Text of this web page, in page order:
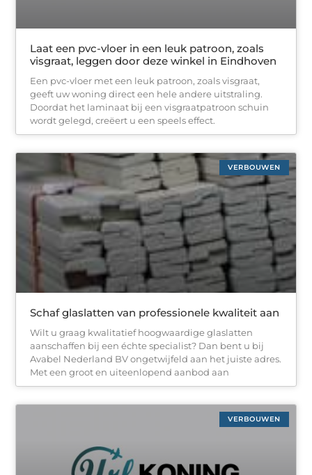
Laat een pvc-vloer in een leuk patroon, zoals
visgraat, leggen door deze winkel in Eindhoven
Een pvc-vloer met een leuk patroon, zoals visgraat,
geeft uw woning direct een hele andere uitstraling.
Doordat het laminaat bij een visgraatpatroon schuin
wordt gelegd, creëert u een speels effect.
VERBOUWEN
Schaf glaslatten van professionele kwaliteit aan
Wilt u graag kwalitatief hoogwaardige glaslatten
aanschaffen bij een échte specialist? Dan bent u bij
Avabel Nederland BV ongetwijfeld aan het juiste adres.
Met een groot en uiteenlopend aanbod aan
VERBOUWEN